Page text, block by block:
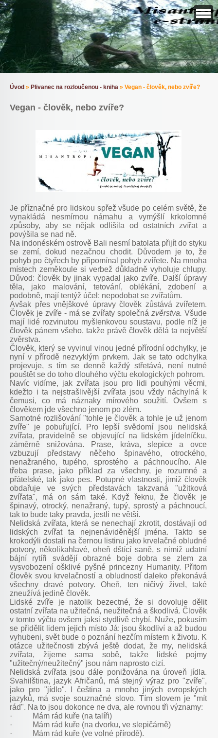
Úvod » Plivanec na rozloučenou - kniha » Vegan - člověk, nebo zvíře?
Vegan - člověk, nebo zvíře?
Je příznačné pro lidskou spřež všude po celém světě, že
vynakládá nesmírnou námahu a vymýšlí krkolomné
způsoby, aby se nějak odlišila od ostatních zvířat a
povýšila se nad ně.
Na indonéském ostrově Bali nesmí batolata přijít do styku
se zemí, dokud nezačnou chodit. Důvodem je to, že
pohyb po čtyřech by připomínal pohyb zvířete. Na mnoha
místech zeměkoule si verbež důkladně vyholuje chlupy.
Důvod: člověk by jinak vypadal jako zvíře. Další úpravy
těla, jako malování, tetování, oblékání, zdobení a
podobně, mají tentýž účel: nepodobat se zvířatům.
Avšak přes vnějškové úpravy člověk zůstává zvířetem.
Člověk je zvíře - má se zvířaty společnázvěrstva. Všude
mají lidé rozvinutou myšlenkovou soustavu, podle níž je
člověk pánem všeho, takže právě člověk dělá ta největší
zvěrstva.
Člověk, který se vyvinul vinou jedné přírodní odchylky, je
nyní v přírodě nezvyklým prvkem. Jak se tato odchylka
projevuje, s tím se denně každý střetává, není nutné
pouštět se do toho dlouhého výčtu ekologických pohrom.
Navíc vidíme, jak zvířata jsou pro lidi pouhými věcmi,
kdežto i ta nejstrašlivější zvířata jsou vždy náchylná k
čemusi, co má náznaky mírového soužití. Ovšem s
člověkem jde všechno jenom po zlém.
Samotné rozlišování "tohle je člověk a tohle je už jenom
zvíře" je pobuřující. Pro lepší svědomí jsou nelidská
zvířata, pravidelně se objevující na lidském jídelníčku,
záměrně snižována. Prase, kráva, slepice a ovce
vzbuzují představy něčeho špinavého, otrockého,
nenažraného, tupého, sprostého a páchnoucího. Ale
třeba prase, jako příklad za všechny, je rozumné a
přátelské, tak jako pes. Potupné vlastnosti, jimiž člověk
obdařuje ve svých představách takzvaná "užitková
zvířata", má on sám také. Když řeknu, že člověk je
špinavý, otrocký, nenažraný, tupý, sprostý a páchnoucí,
tak to bude taky pravda, jestli ne větší.
Nelidská zvířata, která se nenechají zkrotit, dostávají od
lidských zvířat ta nejnenáviděnější jména. Takto se
krokodýli dostali na černou listinu jako krvelačné obludné
potvory, několikahlavé, oheň dštící saně, s nimiž udatní
bájní rytíři svádějí obrazné boje dobra se zlem za
vysvobození ošklivé pyšné princezny Humanity. Přitom
člověk svou krvelačností a obludností daleko překonává
všechny dravé potvory. Oheň, ten ničivý živel, také
zneužívá jedině člověk.
Lidské zvíře je natolik bezectné, že si dovoluje dělit
ostatní zvířata na užitečná, neužitečná a škodlivá. Člověk
v tomto výčtu ovšem jaksi stydlivě chybí. Nuže, pokusím
se přidělit lidem jejich místo Já: jsou škodliví a až budou
vyhubeni, svět bude o poznání hezčím místem k životu. K
otázce užitečnosti zbývá ještě dodat, že my, nelidská
zvířata, žijeme sama sobě, takže lidské pojmy
"užitečný/neužitečný" jsou nám naprosto cizí.
Nelidská zvířata jsou dále ponižována na úroveň jídla.
Svahilština, jazyk Afričanů, má stejný výraz pro "zvíře",
jako pro "jídlo". I čeština a mnoho jiných evropských
jazyků, má svoje souznačné slovo. Tím slovem je "mít
rád". Na to jsou dokonce ne dva, ale rovnou tři významy:
·
Mám rád kuře (na talíři)
·
Mám rád kuře (na dvorku, ve slepičárně)
·
Mám rád kuře (ve volné přírodě).